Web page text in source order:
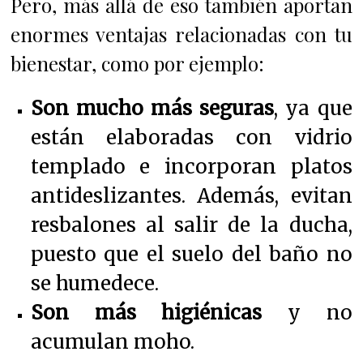
Pero, más allá de eso también aportan
enormes ventajas relacionadas con tu
bienestar, como por ejemplo:
Son mucho más seguras, ya que
están elaboradas con vidrio
templado e incorporan platos
antideslizantes. Además, evitan
resbalones al salir de la ducha,
puesto que el suelo del baño no
se humedece.
Son más higiénicas y no
acumulan moho.